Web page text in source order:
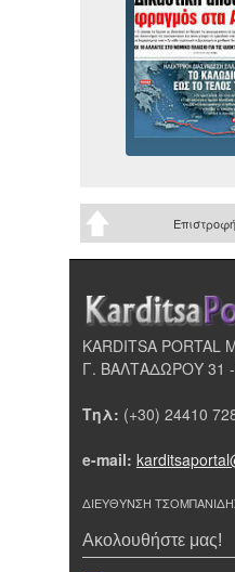
KARDITSA PORTAL
Γ. ΒΑΛΤΑΔΩΡΟΥ 31
Τηλ: (+30) 24410
e-mail:
ΔΙΕΥΘΥΝΣΗ
Ακολουθήστε μας!